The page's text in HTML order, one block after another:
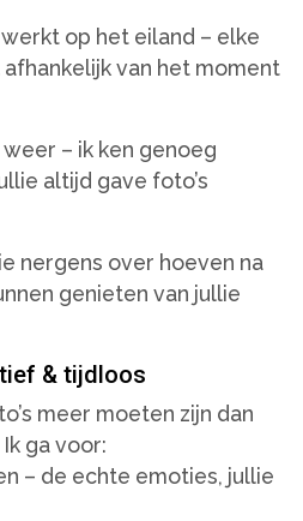
op het eiland – elke
van het moment
– ik ken genoeg
altijd gave foto’s
nergens over hoeven na
genieten van jullie
& tijdloos
meer moeten zijn dan
ga voor:
– de echte emoties, jullie